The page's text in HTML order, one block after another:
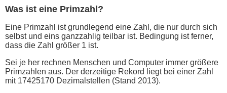
Was ist eine Primzahl?
Eine Primzahl ist grundlegend eine Zahl, die nur durch sich
selbst und eins ganzzahlig teilbar ist. Bedingung ist ferner,
dass die Zahl größer 1 ist.
Sei je her rechnen Menschen und Computer immer größere
Primzahlen aus. Der derzeitige Rekord liegt bei einer Zahl
mit 17425170 Dezimalstellen (Stand 2013).